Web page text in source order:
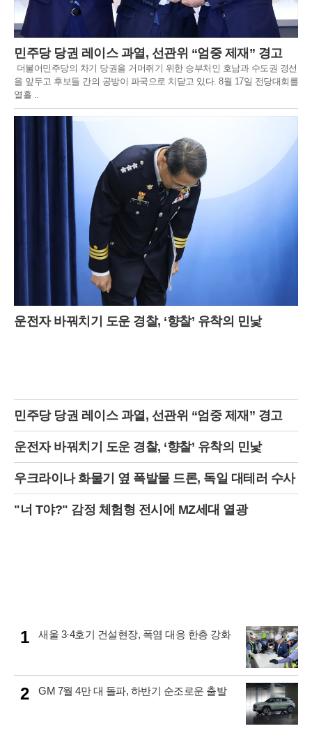
민주당 당권 레이스 과열, 선관위 “엄중 제재” 경고
더불어민주당의 차기 당권을 거머쥐기 위한 승부처인 호남과 수도권 경선
을 앞두고 후보들 간의 공방이 파국으로 치닫고 있다. 8월 17일 전당대회를
열흘 ..
운전자 바꿔치기 도운 경찰, ‘향찰’ 유착의 민낯
민주당 당권 레이스 과열, 선관위 “엄중 제재” 경고
운전자 바꿔치기 도운 경찰, ‘향찰’ 유착의 민낯
우크라이나 화물기 옆 폭발물 드론, 독일 대테러 수사
"너 T야?" 감정 체험형 전시에 MZ세대 열광
1 새울 3·4호기 건설현장, 폭염 대응 한층 강화
2 GM 7월 4만 대 돌파, 하반기 순조로운 출발